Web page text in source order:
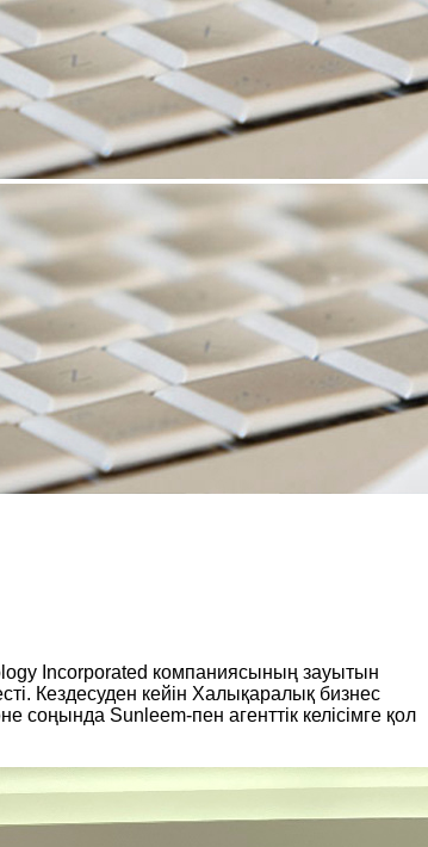
Incorporated компаниясының зауытын
Кездесуден кейін Халықаралық бизнес
Sunleem-пен агенттік келісімге қол